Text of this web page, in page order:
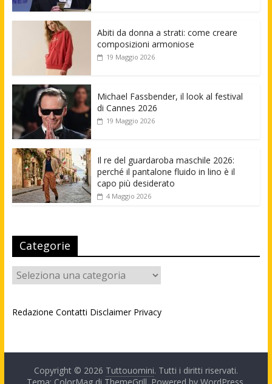
Abiti da donna a strati: come creare
composizioni armoniose
19 Maggio 2026
Michael Fassbender, il look al festival
di Cannes 2026
19 Maggio 2026
Il re del guardaroba maschile 2026:
perché il pantalone fluido in lino è il
capo più desiderato
4 Maggio 2026
Categorie
Categorie
Redazione Contatti Disclaimer Privacy
Copyright © 2026 Tuttouomini. Tutti i diritti riservati.